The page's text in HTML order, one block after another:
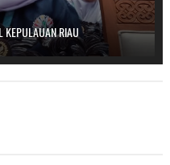
KEPULAUAN RIAU